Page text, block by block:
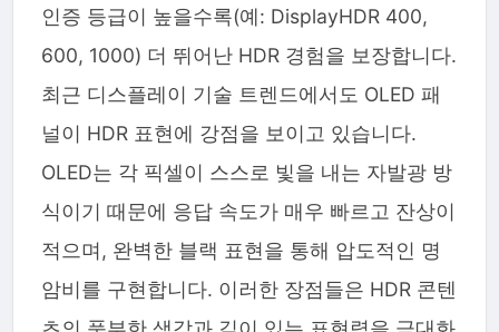
인증 등급이 높을수록(예: DisplayHDR 400,
600, 1000) 더 뛰어난 HDR 경험을 보장합니다.
최근 디스플레이 기술 트렌드에서도 OLED 패
널이 HDR 표현에 강점을 보이고 있습니다.
OLED는 각 픽셀이 스스로 빛을 내는 자발광 방
식이기 때문에 응답 속도가 매우 빠르고 잔상이
적으며, 완벽한 블랙 표현을 통해 압도적인 명
암비를 구현합니다. 이러한 장점들은 HDR 콘텐